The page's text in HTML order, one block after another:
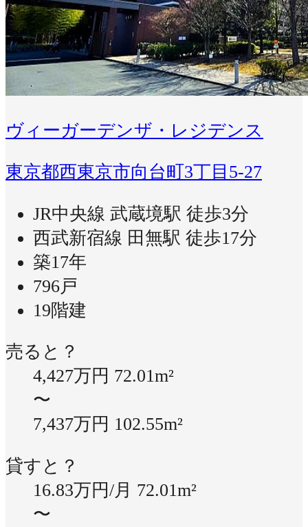
ヴィーガーデンザ・レジデンス
東京都西東京市向台町3丁目5-27
JR中央線 武蔵境駅 徒歩3分
西武新宿線 田無駅 徒歩17分
築17年
796戸
19階建
売ると？
4,427万円 72.01m²
〜
7,437万円 102.55m²
貸すと？
16.83万円/月 72.01m²
〜